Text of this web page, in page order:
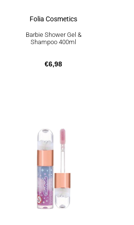
Folia Cosmetics
Barbie Shower Gel &
Shampoo 400ml
€6,98